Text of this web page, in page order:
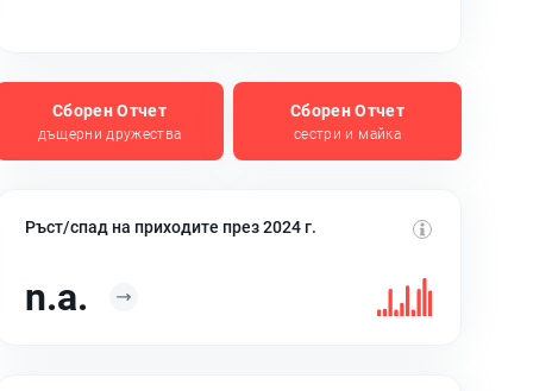
Сборен Отчет
дъщерни дружества
Сборен Отчет
сестри и майка
Ръст/спад на приходите през 2024 г.
n.a.